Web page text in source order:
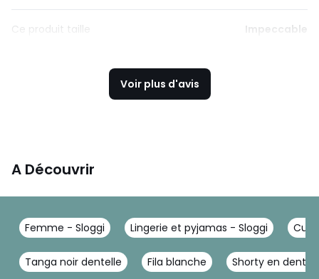
Ce produit taille Impeccable
Voir plus d'avis
A Découvrir
Femme - Sloggi Lingerie et pyjamas - Sloggi
Tanga noir dentelle Fila blanche Shorty en